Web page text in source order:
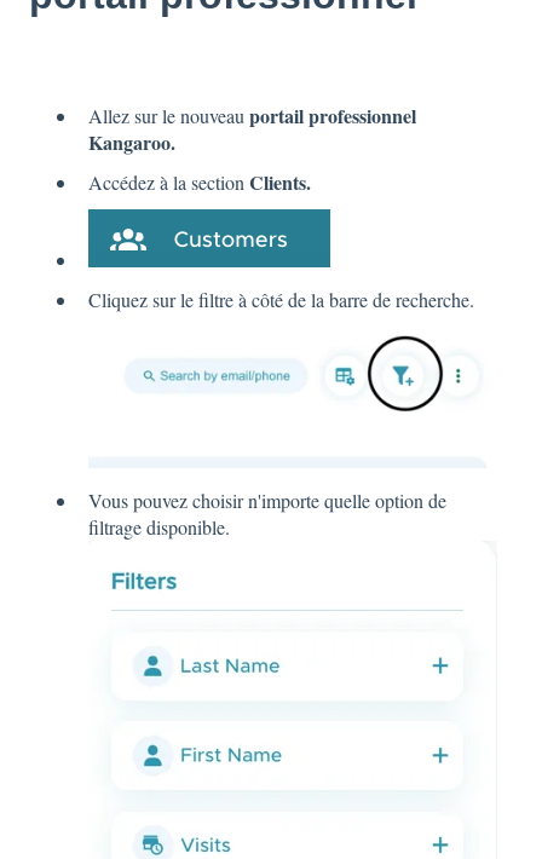
Allez sur le nouveau portail professionnel
Kangaroo.
Accédez à la section Clients.
Cliquez sur le filtre à côté de la barre de recherche.
Vous pouvez choisir n'importe quelle option de
filtrage disponible.